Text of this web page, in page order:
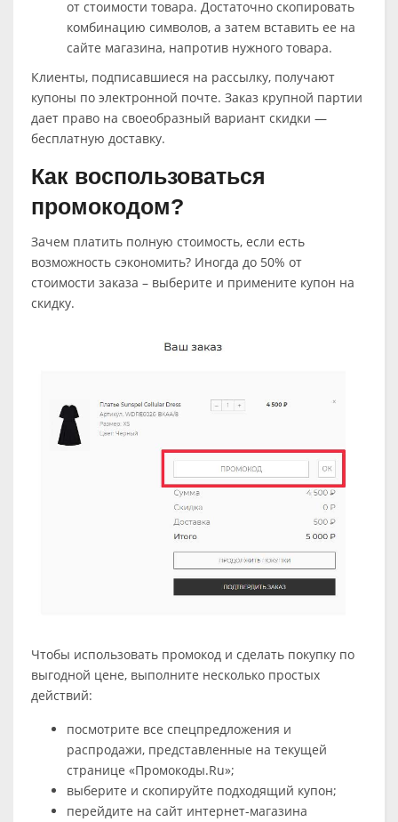
от стоимости товара. Достаточно скопировать
комбинацию символов, а затем вставить ее на
сайте магазина, напротив нужного товара.
Клиенты, подписавшиеся на рассылку, получают
купоны по электронной почте. Заказ крупной партии
дает право на своеобразный вариант скидки —
бесплатную доставку.
Как воспользоваться
промокодом?
Зачем платить полную стоимость, если есть
возможность сэкономить? Иногда до 50% от
стоимости заказа – выберите и примените купон на
скидку.
Чтобы использовать промокод и сделать покупку по
выгодной цене, выполните несколько простых
действий:
посмотрите все спецпредложения и
распродажи, представленные на текущей
странице «Промокоды.Ru»;
выберите и скопируйте подходящий купон;
перейдите на сайт интернет-магазина